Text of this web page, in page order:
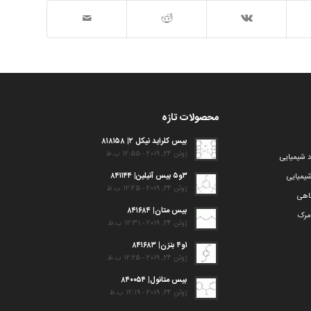
شیمیایی
مرک
محصولات تازه
بیس کلراید نیکل ۲| ۸۱۸۱۵۸
ژوئن 24, 2019 - 12:55 ب.ظ
۳و۵ بیس آنیلین| ۸۴۱۱۴۴
ژوئن 24, 2019 - 12:45 ب.ظ
بیس متان| ۸۴۱۶۸۴
ژوئن 24, 2019 - 12:31 ب.ظ
۱و۴ بنزن| ۸۴۱۶۸۳
ژوئن 24, 2019 - 12:25 ب.ظ
بیس متانول| ۸۴۰۰۵۴
ژوئن 24, 2019 - 12:19 ب.ظ